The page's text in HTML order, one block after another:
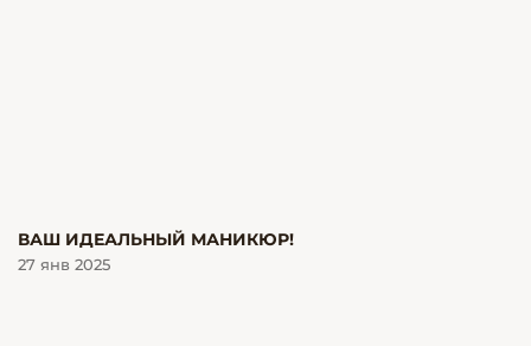
27 янв 2025
ВАШ ИДЕАЛЬНЫЙ МАНИКЮР!